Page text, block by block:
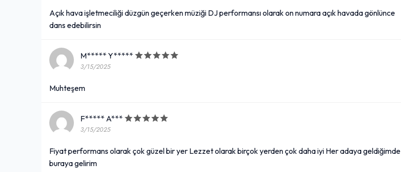
Açık hava işletmeciliği düzgün geçerken müziği DJ performansı olarak on numara açık havada gönlünce
dans edebilirsin
M***** Y*****
3/15/2025
Muhteşem
F***** A***
3/15/2025
Fiyat performans olarak çok güzel bir yer Lezzet olarak birçok yerden çok daha iyi Her adaya geldiğimde
buraya gelirim